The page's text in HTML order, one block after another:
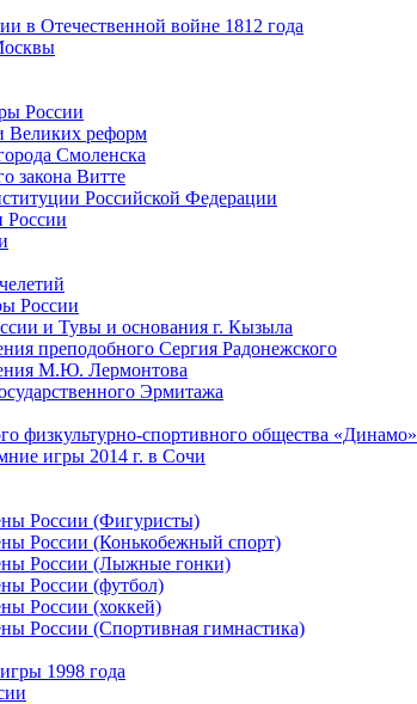
в Отечественной войне 1812 года
России
Великих реформ
Смоленска
закона Витте
Российской Федерации
России
России
и Тувы и основания г. Кызыла
преподобного Сергия Радонежского
М.Ю. Лермонтова
Эрмитажа
физкультурно-спортивного общества «Динамо»
игры 2014 г. в Сочи
России (Фигуристы)
России (Конькобежный спорт)
России (Лыжные гонки)
России (футбол)
России (хоккей)
России (Спортивная гимнастика)
1998 года